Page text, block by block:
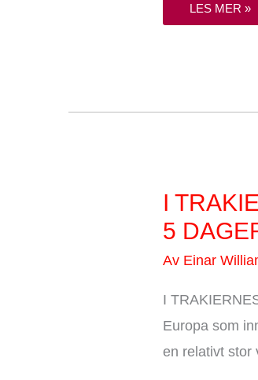
LES MER »
I
5
Av Einar
I
Europa som
en relativt stor
I
–
MAT
OG
VIN
5
4
NETTER